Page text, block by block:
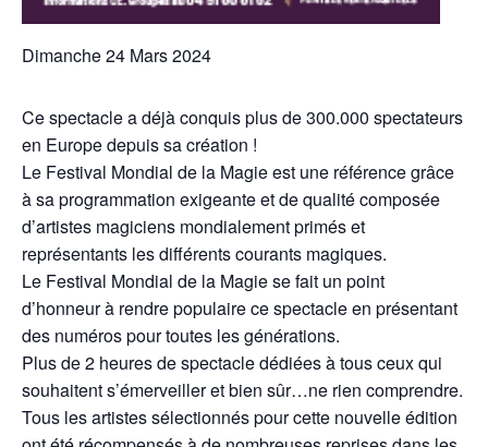
Dimanche 24 Mars 2024
Ce spectacle a déjà conquis plus de 300.000 spectateurs
en Europe depuis sa création !
Le Festival Mondial de la Magie est une référence grâce
à sa programmation exigeante et de qualité composée
d’artistes magiciens mondialement primés et
représentants les différents courants magiques.
Le Festival Mondial de la Magie se fait un point
d’honneur à rendre populaire ce spectacle en présentant
des numéros pour toutes les générations.
Plus de 2 heures de spectacle dédiées à tous ceux qui
souhaitent s’émerveiller et bien sûr…ne rien comprendre.
Tous les artistes sélectionnés pour cette nouvelle édition